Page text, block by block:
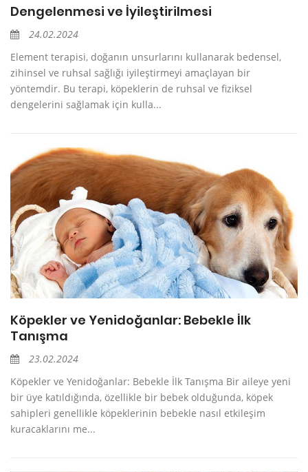
Dengelenmesi ve İyileştirilmesi
24.02.2024
Element terapisi, doğanın unsurlarını kullanarak bedensel,
zihinsel ve ruhsal sağlığı iyileştirmeyi amaçlayan bir
yöntemdir. Bu terapi, köpeklerin de ruhsal ve fiziksel
dengelerini sağlamak için kulla...
Köpekler ve Yenidoğanlar: Bebekle İlk
Tanışma
23.02.2024
Köpekler ve Yenidoğanlar: Bebekle İlk Tanışma Bir aileye yeni
bir üye katıldığında, özellikle bir bebek olduğunda, köpek
sahipleri genellikle köpeklerinin bebekle nasıl etkileşim
kuracaklarını me...